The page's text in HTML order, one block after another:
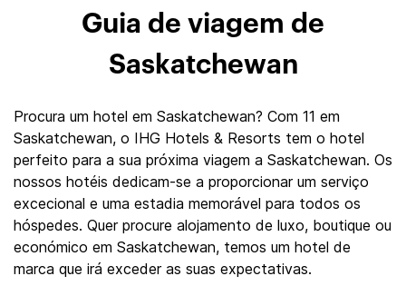
Guia de viagem de
Saskatchewan
Procura um hotel em Saskatchewan? Com 11 em
Saskatchewan, o IHG Hotels & Resorts tem o hotel
perfeito para a sua próxima viagem a Saskatchewan. Os
nossos hotéis dedicam-se a proporcionar um serviço
excecional e uma estadia memorável para todos os
hóspedes. Quer procure alojamento de luxo, boutique ou
económico em Saskatchewan, temos um hotel de
marca que irá exceder as suas expectativas.